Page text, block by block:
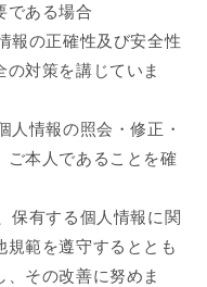
である場合
報の正確性及び安全性
対策を講じていま
人情報の照会・修正・
本人であることを確
保有する個人情報に関
規範を遵守するととも
その改善に努めま